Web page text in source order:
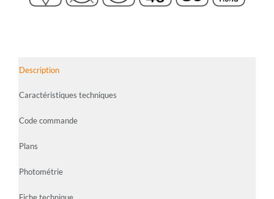
Description
Caractéristiques techniques
Code commande
Plans
Photométrie